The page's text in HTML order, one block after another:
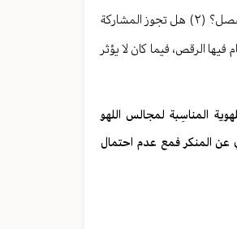
(١) ما هو حكم المشاركة في الإحتفالات التي يقوم فيها الرجال أو النساء بالرقص وعزف الموسيقى بشكل منفصل؟ (٢) هل تجوز المشاركة
التي يقام فيها الرقص، فيما كان لا يؤثر
المناسِبة لمجالس اللهو
عن المنكر فمع عدم احتمال